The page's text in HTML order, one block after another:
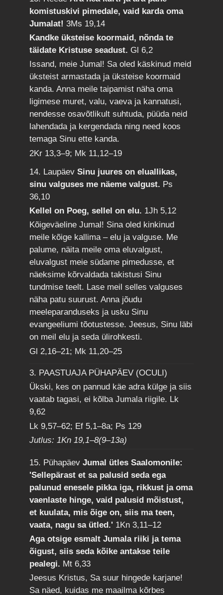
komistuskivi pimedale, vaid karda oma
Jumalat!3Ms 19,14
Kandke üksteise koormaid, nõnda te
täidate Kristuse seadust. Gl 6,2
Issand, meie Jumal! Sa oled käskinud meid
üksteist armastada ja üksteise koormaid
kanda. Anna meile taipamist näha oma
ligimese muret, valu, vaeva ja kannatusi,
nendesse osavõtlikult suhtuda, püüda neid
lahendada ja kergendada ning need koos
temaga Sinu ette kanda.
2Kr 13,3–9; Mk 11,12–19
14. LaupäevSinu juures on eluallikas,
sinu valguses me näeme valgust. Ps
36,10
Kellel on Poeg, sellel on elu. 1Jh 5,12
Kõigeväeline Jumal! Sina oled kinkinud
meile kõige kallima – elu ja valguse. Me
palume, näita meile oma eluvalgust,
eluvalgust meie südame pimedusse, et
näeksime kõrvaldada takistusi Sinu
tundmise teelt. Lase meil selles valguses
näha patu suurust. Anna jõudu
meeleparanduseks ja usku Sinu
evangeeliumi tõotustesse. Jeesus, Sinu läbi
on meil elu ja seda ülirohkesti.
Gl 2,16–21; Mk 11,20–25
3. PAASTUAJA PÜHAPÄEV (OCULI)
Ükski, kes on pannud käe adra külge ja siis
vaatab tagasi, ei kõlba Jumala riigile. Lk
9,62
Lk 9,57–62; Ef 5,1–8a; Ps 129
Jutlus: 1Kn 19,1–8(9–13a)
15. PühapäevJumal ütles Saalomonile:
'Sellepärast et sa palusid seda ega
palunud enesele pikka iga, rikkust ja oma
vaenlaste hinge, vaid palusid mõistust,
et kuulata, mis õige on, siis ma teen,
vaata, nagu sa ütled.' 1Kn 3,11–12
Aga otsige esmalt Jumala riiki ja tema
õigust, siis seda kõike antakse teile
pealegi. Mt 6,33
Jeesus Kristus, Sa suur hingede karjane!
Sa näed, kuidas me maailma kõrbes